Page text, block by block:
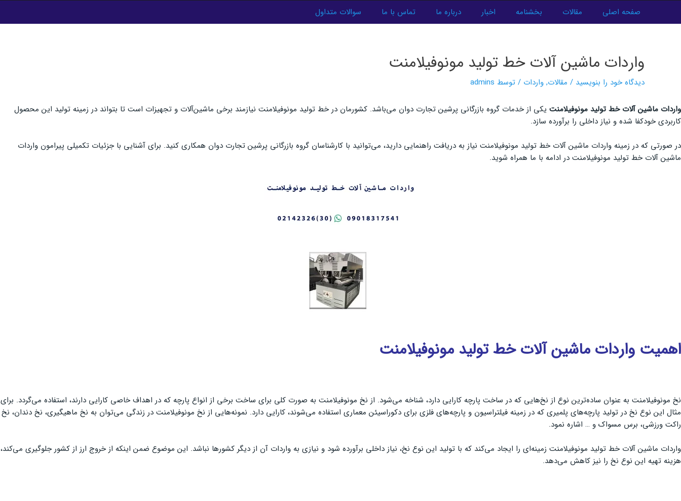
صفحه اصلی مقالات بخشنامه اخبار درباره ما تماس با ما سوالات متداول
واردات ماشین آلات خط تولید مونوفیلامنت
دیدگاه‌ خود را بنویسید / مقالات, واردات / توسط admins
واردات ماشین آلات خط تولید مونوفیلامنت یکی از خدمات گروه بازرگانی پرشین تجارت دوان می‌باشد. کشورمان در خط تولید مونوفیلامنت نیازمند برخی ماشین‌آلات و تجهیزات است تا بتواند در زمینه تولید این محصول
کاربردی خودکفا شده و نیاز داخلی را برآورده سازد.
در صورتی که در زمینه واردات ماشین آلات خط تولید مونوفیلامنت نیاز به دریافت راهنمایی دارید، می‌توانید با کارشناسان گروه بازرگانی پرشین تجارت دوان همکاری کنید. برای آشنایی با جزئیات تکمیلی پیرامون واردات
ماشین آلات خط تولید مونوفیلامنت در ادامه با ما همراه شوید.
اهمیت واردات ماشین آلات خط تولید مونوفیلامنت
نخ مونوفیلامنت به عنوان ساده‌ترین نوع از نخ‌هایی که در ساخت پارچه کارایی دارد، شناخه می‌شود. از نخ مونوفیلامنت به صورت کلی برای ساخت برخی از انواع پارچه که در اهداف خاصی کارایی دارند، استفاده می‌گردد. برای
مثال این نوع نخ در تولید پارچه‌های پلمیری که در زمینه فیلتراسیون و پارچه‌های فلزی برای دکوراسیئن معماری استفاده می‌شوند، کارایی دارد. نمونه‌هایی از نخ مونوفیلامنت در زندگی می‌توان به نخ ماهیگیری، نخ دندان، نخ
راکت ورزشی، برس مسواک و … اشاره نمود.
واردات ماشین آلات خط تولید مونوفیلامنت زمینه‌ای را ایجاد می‌کند که با تولید این نوع نخ، نیاز داخلی برآورده شود و نیازی به واردات آن از دیگر کشورها نباشد. این موضوع ضمن اینکه از خروج ارز از کشور جلوگیری می‌کند،
هزینه تهیه این نوع نخ را نیز کاهش می‌دهد.